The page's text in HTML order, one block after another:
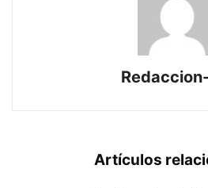
Artículos